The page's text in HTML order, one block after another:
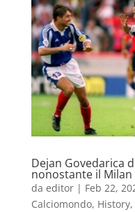
Dejan Govedarica
nonostante il Milan
da editor| Feb 22,
Calciomondo, History,